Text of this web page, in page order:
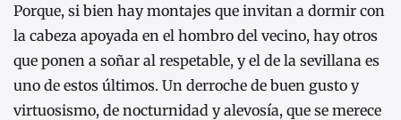
Porque, si bien hay montajes que invitan a dormir con
la cabeza apoyada en el hombro del vecino, hay otros
que ponen a soñar al respetable, y el de la sevillana es
uno de estos últimos. Un derroche de buen gusto y
virtuosismo, de nocturnidad y alevosía, que se merece